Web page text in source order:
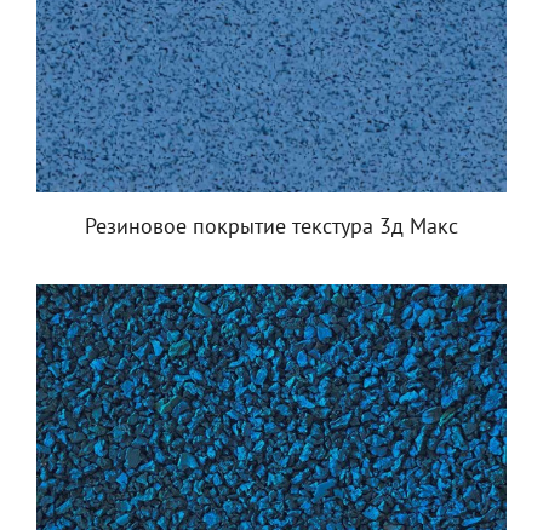
Резиновое покрытие текстура 3д Макс